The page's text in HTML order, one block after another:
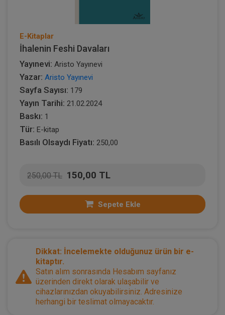
E-Kitaplar
İhalenin Feshi Davaları
Yayınevi: Aristo Yayınevi
Yazar: Aristo Yayınevi
Sayfa Sayısı: 179
Yayın Tarihi: 21.02.2024
Baskı: 1
Tür: E-kitap
Basılı Olsaydı Fiyatı: 250,00
250,00 TL 150,00 TL
Sepete Ekle
Dikkat: İncelemekte olduğunuz ürün bir e-
kitaptır.
Satın alım sonrasında Hesabım sayfanız
üzerinden direkt olarak ulaşabilir ve
cihazlarınızdan okuyabilirsiniz. Adresinize
herhangi bir teslimat olmayacaktır.